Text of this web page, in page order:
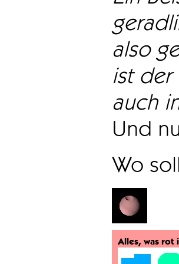
also
ist der
auch
Und
Wo
Alles, was rot